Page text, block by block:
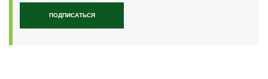
ПОДПИСАТЬСЯ